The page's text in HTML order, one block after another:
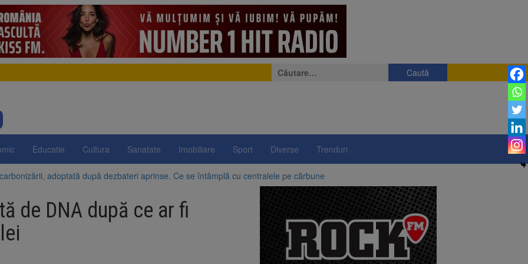
Caută
după:
Educatie Cultura Sanatate Imobiliare Sport Diverse Trenduri
adoptată după dezbateri aprinse. Ce se întâmplă cu centralele pe cărbune
adoptată de Senat cu amendamentele PSD și AUR. Proiectul merge la promulgare
SUA și Cuba vin la Brașov Jazz & Blues Festival. Ediția a 14-a are loc între 14 și 16 august
acordă Ucrainei încă 1,4 miliarde de euro din veniturile activelor rusești înghețate
ajuns la 11,68 lei în unele benzinării
la Zărnești. Recital special pe scena Festivalului „Ecoul Pietrei Craiului”, pe 2 octombrie
de DNA după ce ar fi